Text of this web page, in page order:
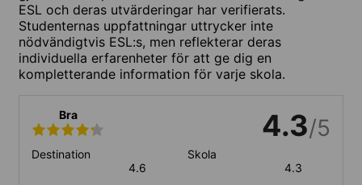
ESL och deras utvärderingar har verifierats.
Studenternas uppfattningar uttrycker inte
nödvändigtvis ESL:s, men reflekterar deras
individuella erfarenheter för att ge dig en
kompletterande information för varje skola.
Bra 4.3/5
Destination
4.6
Skola
4.3